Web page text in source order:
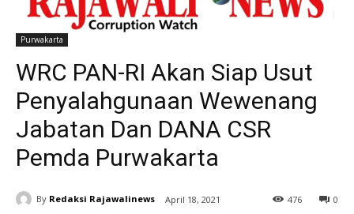
Purwakarta
WRC PAN-RI Akan Siap Usut
Penyalahgunaan Wewenang
Jabatan Dan DANA CSR
Pemda Purwakarta
By Redaksi Rajawalinews April 18, 2021 0
476